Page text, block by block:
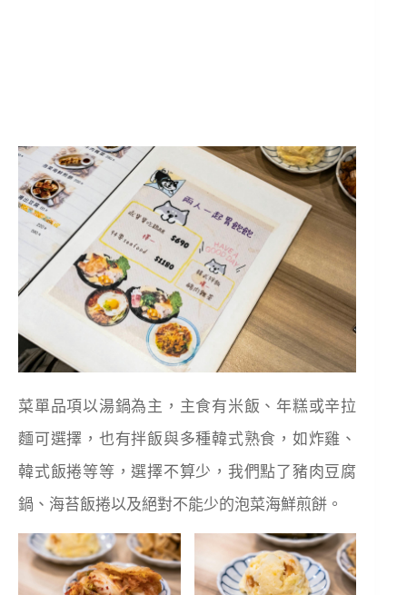
菜單品項以湯鍋為主，主食有米飯、年糕或辛拉
麵可選擇，也有拌飯與多種韓式熟食，如炸雞、
韓式飯捲等等，選擇不算少，我們點了豬肉豆腐
鍋、海苔飯捲以及絕對不能少的泡菜海鮮煎餅。